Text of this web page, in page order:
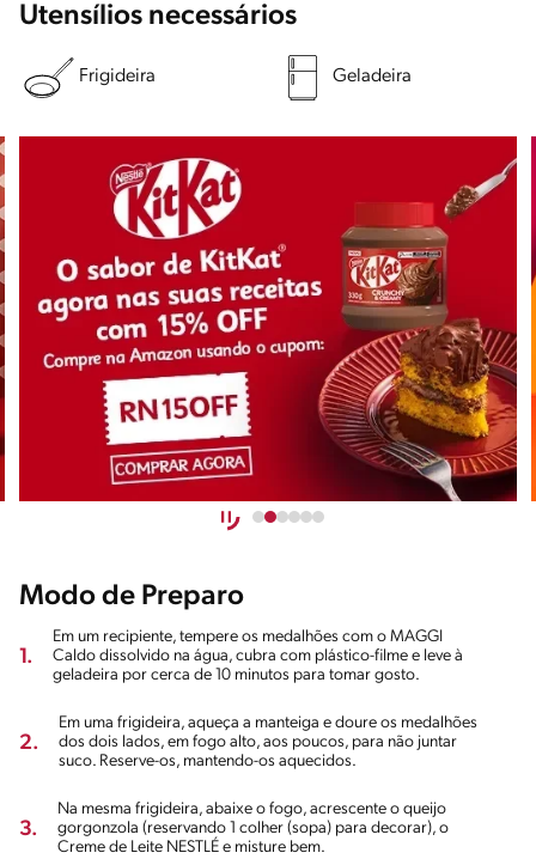
Utensílios necessários
Frigideira Geladeira
Modo de Preparo
1.
Em um recipiente, tempere os medalhões com o MAGGI
Caldo dissolvido na água, cubra com plástico-filme e leve à
geladeira por cerca de 10 minutos para tomar gosto.
2.
Em uma frigideira, aqueça a manteiga e doure os medalhões
dos dois lados, em fogo alto, aos poucos, para não juntar
suco. Reserve-os, mantendo-os aquecidos.
3.
Na mesma frigideira, abaixe o fogo, acrescente o queijo
gorgonzola (reservando 1 colher (sopa) para decorar), o
Creme de Leite NESTLÉ e misture bem.